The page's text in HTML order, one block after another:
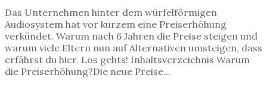
Das Unternehmen hinter dem würfelförmigen
Audiosystem hat vor kurzem eine Preiserhöhung
verkündet. Warum nach 6 Jahren die Preise steigen und
warum viele Eltern nun auf Alternativen umsteigen, dass
erfährst du hier. Los gehts! Inhaltsverzeichnis Warum
die Preiserhöhung?Die neue Preise...